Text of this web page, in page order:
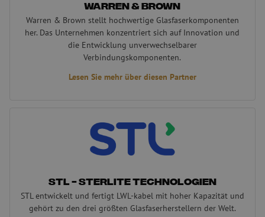
Warren & Brown
Warren & Brown stellt hochwertige Glasfaserkomponenten
her. Das Unternehmen konzentriert sich auf Innovation und
die Entwicklung unverwechselbarer
Verbindungskomponenten.
Lesen Sie mehr über diesen Partner
STL - Sterlite Technologien
STL entwickelt und fertigt LWL-kabel mit hoher Kapazität und
gehört zu den drei größten Glasfaserherstellern der Welt.